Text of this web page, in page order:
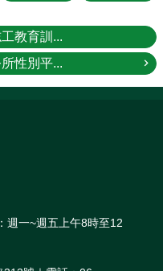
教育訓...
性別平...
週一~週五上午8時至12